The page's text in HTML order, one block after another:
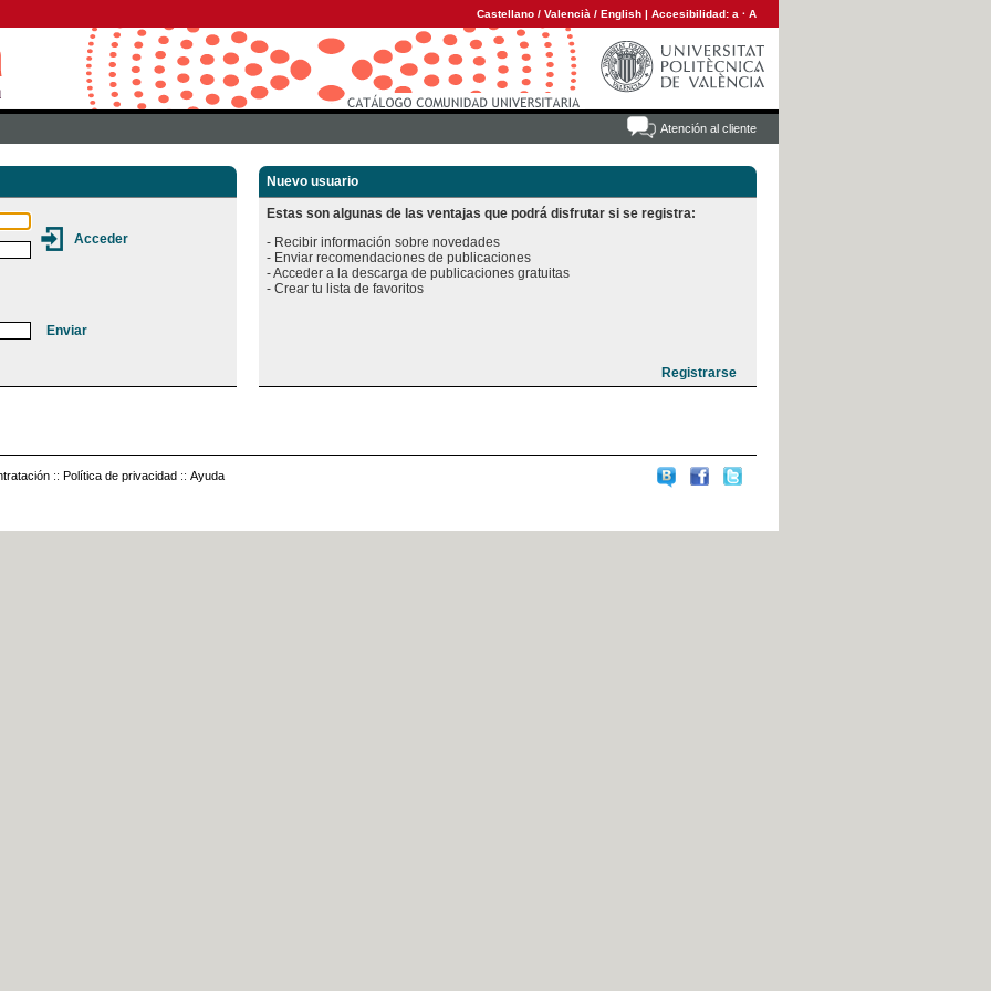
Castellano / Valencià / English | Accesibilidad: a · A
Atención al cliente
Nuevo usuario
Estas son algunas de las ventajas que podrá disfrutar si se registra:
- Recibir información sobre novedades
- Enviar recomendaciones de publicaciones
- Acceder a la descarga de publicaciones gratuitas
:: Política de privacidad :: Ayuda